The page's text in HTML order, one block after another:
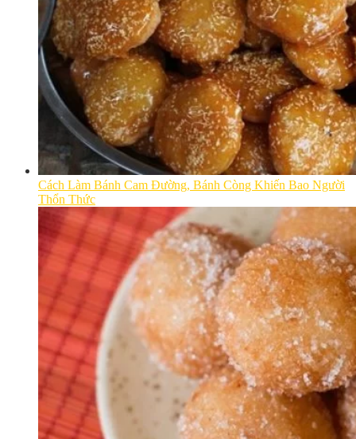
Cách Làm Bánh Cam Đường, Bánh Còng Khiến Bao Người
Thổn Thức